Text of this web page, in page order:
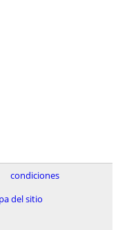
condiciones
del sitio